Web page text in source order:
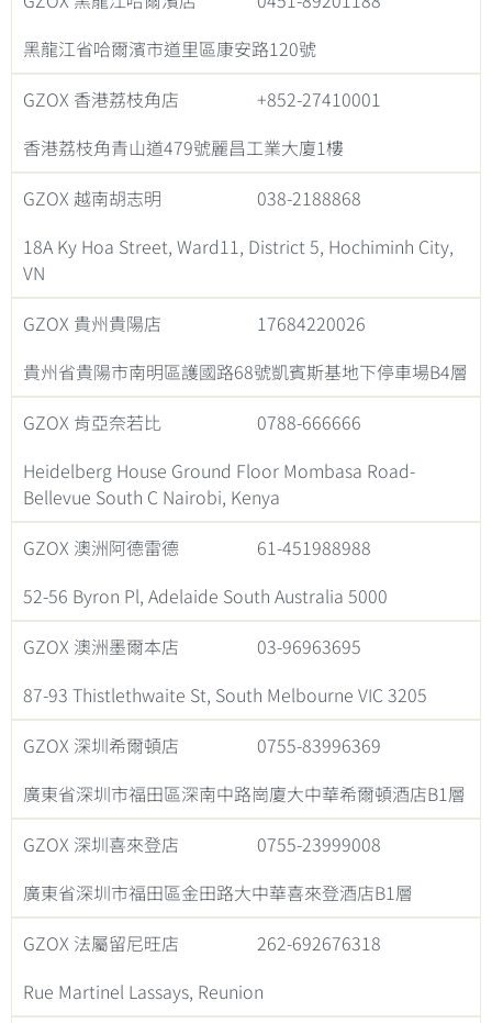
黑龍江省哈爾濱市道里區康安路120號
GZOX 香港荔枝角店
+852-27410001
香港荔枝角青山道479號麗昌工業大廈1樓
GZOX 越南胡志明
038-2188868
18A Ky Hoa Street, Ward11, District 5, Hochiminh City,
VN
GZOX 貴州貴陽店
17684220026
貴州省貴陽市南明區護國路68號凱賓斯基地下停車場B4層
GZOX 肯亞奈若比
0788-666666
Heidelberg House Ground Floor Mombasa Road-
Bellevue South C Nairobi, Kenya
GZOX 澳洲阿德雷德
61-451988988
52-56 Byron Pl, Adelaide South Australia 5000
GZOX 澳洲墨爾本店
03-96963695
87-93 Thistlethwaite St, South Melbourne VIC 3205
GZOX 深圳希爾頓店
0755-83996369
廣東省深圳市福田區深南中路崗廈大中華希爾頓酒店B1層
GZOX 深圳喜來登店
0755-23999008
廣東省深圳市福田區金田路大中華喜來登酒店B1層
GZOX 法屬留尼旺店
262-692676318
Rue Martinel Lassays, Reunion